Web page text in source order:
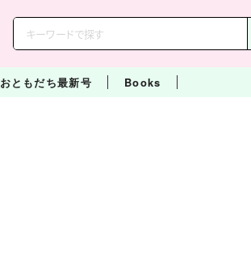
おともだち最新号 Books